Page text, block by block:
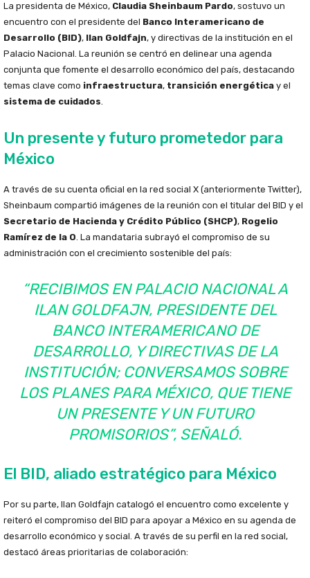
La presidenta de México, Claudia Sheinbaum Pardo, sostuvo un
encuentro con el presidente del Banco Interamericano de
Desarrollo (BID), Ilan Goldfajn, y directivas de la institución en el
Palacio Nacional. La reunión se centró en delinear una agenda
conjunta que fomente el desarrollo económico del país, destacando
temas clave como infraestructura, transición energética y el
sistema de cuidados.
Un presente y futuro prometedor para
México
A través de su cuenta oficial en la red social X (anteriormente Twitter),
Sheinbaum compartió imágenes de la reunión con el titular del BID y el
Secretario de Hacienda y Crédito Público (SHCP), Rogelio
Ramírez de la O. La mandataria subrayó el compromiso de su
administración con el crecimiento sostenible del país:
“RECIBIMOS EN PALACIO NACIONAL A
ILAN GOLDFAJN, PRESIDENTE DEL
BANCO INTERAMERICANO DE
DESARROLLO, Y DIRECTIVAS DE LA
INSTITUCIÓN; CONVERSAMOS SOBRE
LOS PLANES PARA MÉXICO, QUE TIENE
UN PRESENTE Y UN FUTURO
PROMISORIOS”, SEÑALÓ.
El BID, aliado estratégico para México
Por su parte, Ilan Goldfajn catalogó el encuentro como excelente y
reiteró el compromiso del BID para apoyar a México en su agenda de
desarrollo económico y social. A través de su perfil en la red social,
destacó áreas prioritarias de colaboración: